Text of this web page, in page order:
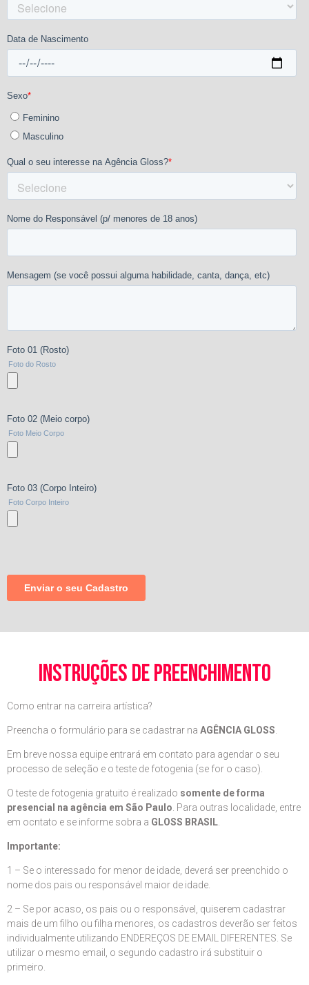
instruções de preenchimento
Como entrar na carreira artística?
Preencha o formulário para se cadastrar na AGÊNCIA GLOSS
Em breve nossa equipe entrará em contato para agendar o seu
processo de seleção e o teste de fotogenia (se for o caso).
O teste de fotogenia gratuito é realizado somente de forma
presencial na agência em São Paulo . Para outras localidade, entre
em ocntato e se informe sobra a GLOSS BRASIL
Importante:
1 – Se o interessado for menor de idade, deverá ser preenchido o
nome dos pais ou responsável maior de idade.
2 – Se por acaso, os pais ou o responsável, quiserem cadastrar
mais de um filho ou filha menores, os cadastros deverão ser feitos
individualmente utilizando ENDEREÇOS DE EMAIL DIFERENTES. Se
utilizar o mesmo email, o segundo cadastro irá substituir o
primeiro.